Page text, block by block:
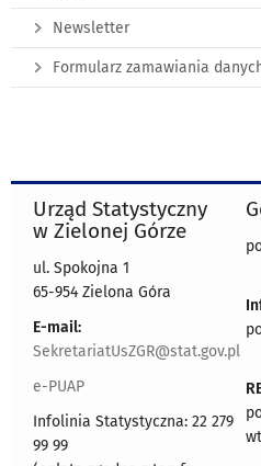
Newsletter
Formularz zamawiania
Urząd Statystyczny
w Zielonej Górze
ul. Spokojna 1
65-954 Zielona Góra
E-mail:
SekretariatUsZGR@stat.gov.pl
e-PUAP
Infolinia Statystyczna: 22 279
99 99